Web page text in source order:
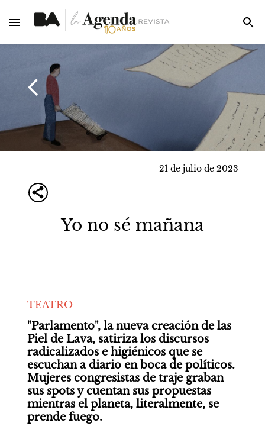
21 de julio de 2023
Yo no sé mañana
TEATRO
"Parlamento", la nueva creación de las
Piel de Lava, satiriza los discursos
radicalizados e higiénicos que se
escuchan a diario en boca de políticos.
Mujeres congresistas de traje graban
sus spots y cuentan sus propuestas
mientras el planeta, literalmente, se
prende fuego.